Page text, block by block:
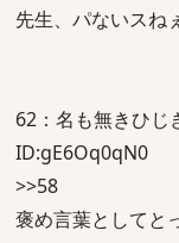
先生、パないスねぇ
62：名も無きひ
ID:gE6Oq0qN0
>>58
褒め言葉としてと